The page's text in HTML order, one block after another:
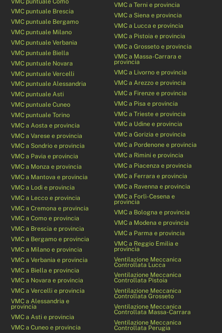
VMC puntuale Brescia
VMC puntuale Bergamo
VMC puntuale Milano
VMC puntuale Verbania
VMC puntuale Biella
VMC puntuale Novara
VMC puntuale Vercelli
VMC puntuale Alessandria
VMC puntuale Asti
VMC puntuale Cuneo
VMC puntuale Torino
VMC a Aosta e provincia
VMC a Varese e provincia
VMC a Sondrio e provincia
VMC a Pavia e provincia
VMC a Monza e provincia
VMC a Mantova e provincia
VMC a Lodi e provincia
VMC a Lecco e provincia
VMC a Cremona e provincia
VMC a Como e provincia
VMC a Brescia e provincia
VMC a Bergamo e provincia
VMC a Milano e provincia
VMC a Verbania e provincia
VMC a Biella e provincia
VMC a Novara e provincia
VMC a Vercelli e provincia
VMC a Alessandria e
provincia
VMC a Asti e provincia
VMC a Cuneo e provincia
VMC a Terni e provincia
VMC a Siena e provincia
VMC a Lucca e provincia
VMC a Pistoia e provincia
VMC a Grosseto e provincia
VMC a Massa-Carrara e
provincia
VMC a Livorno e provincia
VMC a Arezzo e provincia
VMC a Firenze e provincia
VMC a Pisa e provincia
VMC a Trieste e provincia
VMC a Udine e provincia
VMC a Gorizia e provincia
VMC a Pordenone e provincia
VMC a Rimini e provincia
VMC a Piacenza e provincia
VMC a Ferrara e provincia
VMC a Ravenna e provincia
VMC a Forlì-Cesena e
provincia
VMC a Bologna e provincia
VMC a Modena e provincia
VMC a Parma e provincia
VMC a Reggio Emilia e
provincia
Ventilazione Meccanica
Controllata Lucca
Ventilazione Meccanica
Controllata Pistoia
Ventilazione Meccanica
Controllata Grosseto
Ventilazione Meccanica
Controllata Massa-Carrara
Ventilazione Meccanica
Controllata Perugia